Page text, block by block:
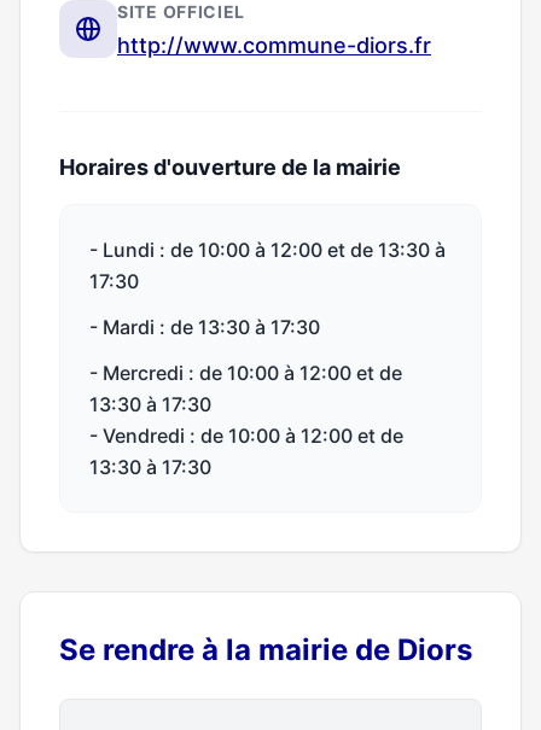
SITE OFFICIEL
http://www.commune-diors.fr
Horaires d'ouverture de la mairie
- Lundi : de 10:00 à 12:00 et de 13:30 à
17:30
- Mardi : de 13:30 à 17:30
- Mercredi : de 10:00 à 12:00 et de
13:30 à 17:30
- Vendredi : de 10:00 à 12:00 et de
13:30 à 17:30
Se rendre à la mairie de Diors